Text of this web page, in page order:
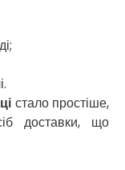
стало простіше,
доставки, що